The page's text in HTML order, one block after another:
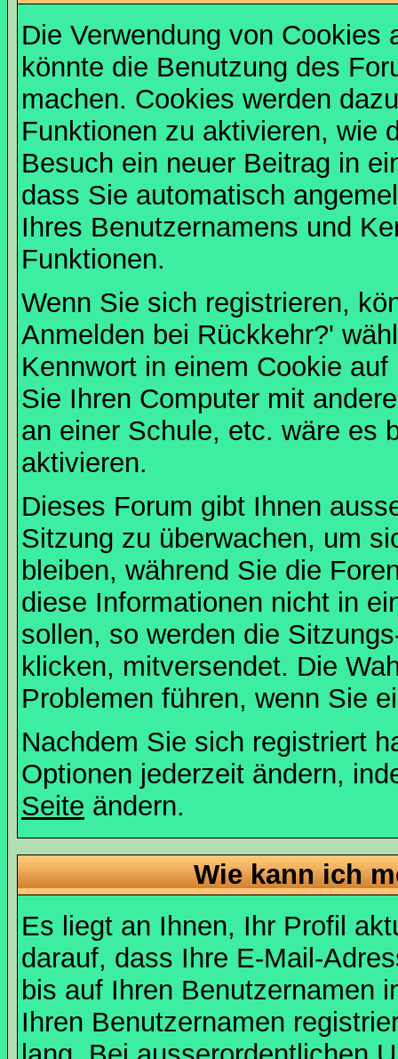
Die Verwendung von
könnte die Benutzung des
machen. Cookies werden
Funktionen zu aktivieren, wie
Besuch ein neuer Beitrag in
dass Sie automatisch
Ihres Benutzernamens und
Funktionen.
Wenn Sie sich registrieren,
Anmelden bei Rückkehr?'
Kennwort in einem Cookie
Sie Ihren Computer mit
an einer Schule, etc. wäre es
aktivieren.
Dieses Forum gibt Ihnen
Sitzung zu überwachen, um
bleiben, während Sie die
diese Informationen nicht in
sollen, so werden die
klicken, mitversendet. Die
Problemen führen, wenn Sie
Nachdem Sie sich registriert
Optionen jederzeit ändern,
Seite ändern.
Wie kann ich
Es liegt an Ihnen, Ihr Profil
darauf, dass Ihre E-Mail-
bis auf Ihren Benutzernamen
Ihren Benutzernamen